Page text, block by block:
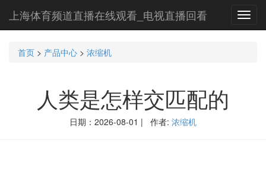
上海体育频道直播在线观看_电视直播回看
首页 > 产品中心 > 浓缩机
人类是怎样交匹配的
日期：2026-08-01 | 作者: 浓缩机